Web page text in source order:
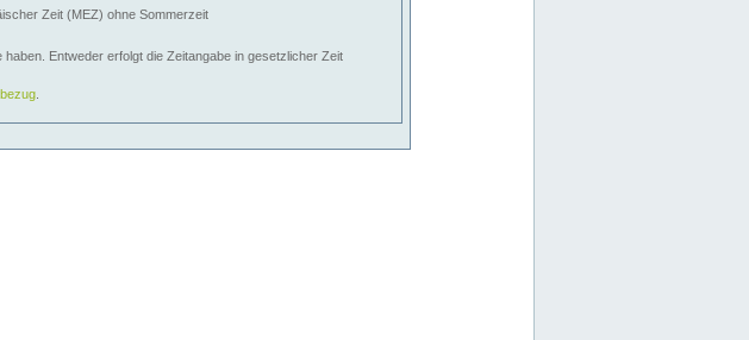
Zeit (MEZ) ohne Sommerzeit
Entweder erfolgt die Zeitangabe in gesetzlicher Zeit